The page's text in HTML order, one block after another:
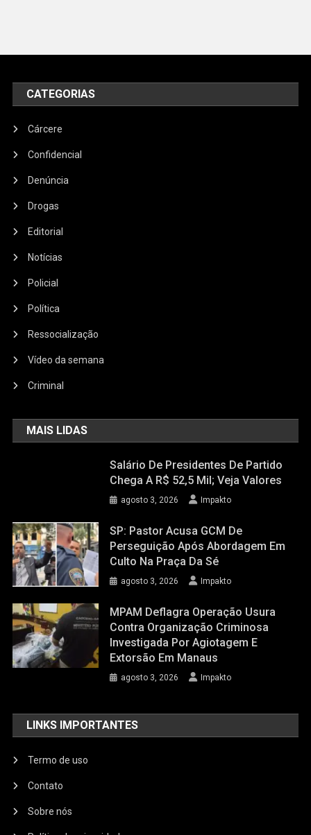
CATEGORIAS
Cárcere
Confidencial
Denúncia
Drogas
Editorial
Notícias
Policial
Política
Ressocialização
Vídeo da semana
Criminal
MAIS LIDAS
Salário De Presidentes De Partido
Chega A R$ 52,5 Mil; Veja Valores
agosto 3, 2026 Impakto
SP: Pastor Acusa GCM De
Perseguição Após Abordagem Em
Culto Na Praça Da Sé
agosto 3, 2026 Impakto
MPAM Deflagra Operação Usura
Contra Organização Criminosa
Investigada Por Agiotagem E
Extorsão Em Manaus
agosto 3, 2026 Impakto
LINKS IMPORTANTES
Termo de uso
Contato
Sobre nós